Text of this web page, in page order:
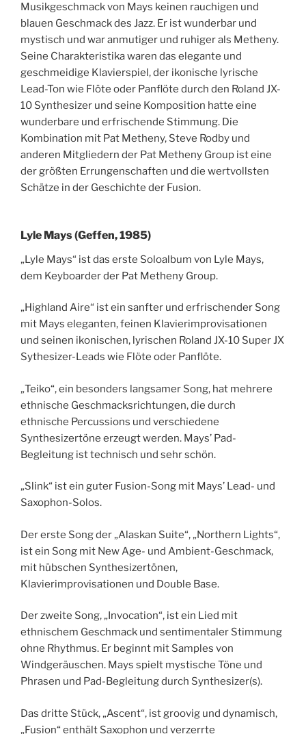
Musikgeschmack von Mays keinen rauchigen und
blauen Geschmack des Jazz. Er ist wunderbar und
mystisch und war anmutiger und ruhiger als Metheny.
Seine Charakteristika waren das elegante und
geschmeidige Klavierspiel, der ikonische lyrische
Lead-Ton wie Flöte oder Panflöte durch den Roland JX-
10 Synthesizer und seine Komposition hatte eine
wunderbare und erfrischende Stimmung. Die
Kombination mit Pat Metheny, Steve Rodby und
anderen Mitgliedern der Pat Metheny Group ist eine
der größten Errungenschaften und die wertvollsten
Schätze in der Geschichte der Fusion.
Lyle Mays (Geffen, 1985)
„Lyle Mays“ ist das erste Soloalbum von Lyle Mays,
dem Keyboarder der Pat Metheny Group.
„Highland Aire“ ist ein sanfter und erfrischender Song
mit Mays eleganten, feinen Klavierimprovisationen
und seinen ikonischen, lyrischen Roland JX-10 Super JX
Sythesizer-Leads wie Flöte oder Panflöte.
„Teiko“, ein besonders langsamer Song, hat mehrere
ethnische Geschmacksrichtungen, die durch
ethnische Percussions und verschiedene
Synthesizertöne erzeugt werden. Mays’ Pad-
Begleitung ist technisch und sehr schön.
„Slink“ ist ein guter Fusion-Song mit Mays’ Lead- und
Saxophon-Solos.
Der erste Song der „Alaskan Suite“, „Northern Lights“,
ist ein Song mit New Age- und Ambient-Geschmack,
mit hübschen Synthesizertönen,
Klavierimprovisationen und Double Base.
Der zweite Song, „Invocation“, ist ein Lied mit
ethnischem Geschmack und sentimentaler Stimmung
ohne Rhythmus. Er beginnt mit Samples von
Windgeräuschen. Mays spielt mystische Töne und
Phrasen und Pad-Begleitung durch Synthesizer(s).
Das dritte Stück, „Ascent“, ist groovig und dynamisch,
„Fusion“ enthält Saxophon und verzerrte